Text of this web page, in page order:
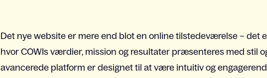
Det nye website er mere end blot en online tilstedeværelse – det
hvor COWIs værdier, mission og resultater præsenteres med stil
avancerede platform er designet til at være intuitiv og